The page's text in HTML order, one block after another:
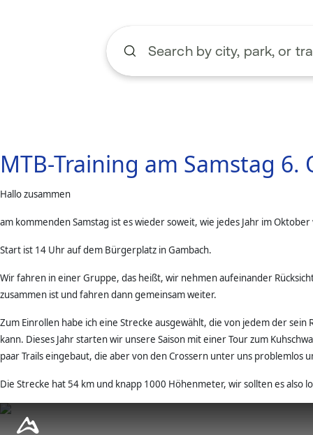
MTB-Training am Samstag 6.
Hallo zusammen
am kommenden Samstag ist es wieder soweit, wie jedes Jahr im
Start ist 14 Uhr auf dem Bürgerplatz in Gambach.
Wir fahren in einer Gruppe, das heißt, wir nehmen aufeinander
zusammen ist und fahren dann gemeinsam weiter.
Zum Einrollen habe ich eine Strecke ausgewählt, die von jedem der
kann. Dieses Jahr starten wir unsere Saison mit einer Tour zum
paar Trails eingebaut, die aber von den Crossern unter uns problemlos
Die Strecke hat 54 km und knapp 1000 Höhenmeter, wir sollten es also